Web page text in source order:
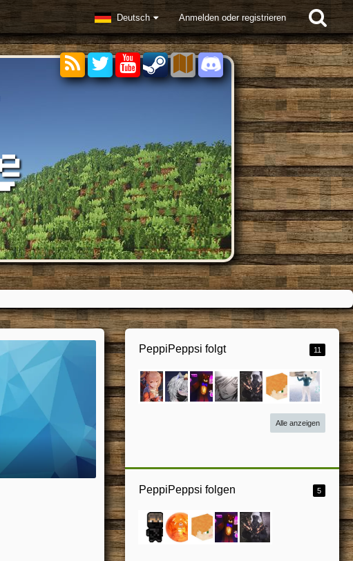
Deutsch Anmelden oder registrieren
PeppiPeppsi folgt 11
Alle anzeigen
PeppiPeppsi folgen 5